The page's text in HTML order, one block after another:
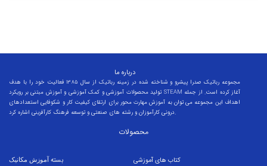
درباره ما
مجموعه رباتیک صدرا پیشرو و شناخته شده در زمینه رباتیک از سال 1385 فعالیت خود را با هدف
تولید محصولات آموزشی و کمک آموزشی و آموزش مبتنی بر رویکرد STEAM آغاز کرده است. از جمله
اهداف این مجموعه می توان به آموزش مهارت محور برای ارتقای کیفیت کار و شکوفایی استعدادهای
درونی کارآموزان و رشته های صنعتی و توسعه فرهنگ کارآفرینی اشاره کرد.
محصولات
بسته آموزش مکانیک کتاب های آموزشی